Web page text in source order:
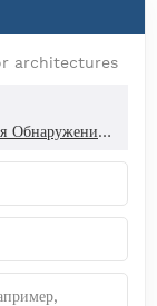
architectures
Релейное Автоматическое Оборудование Для Обнаружения Утечек Гелия